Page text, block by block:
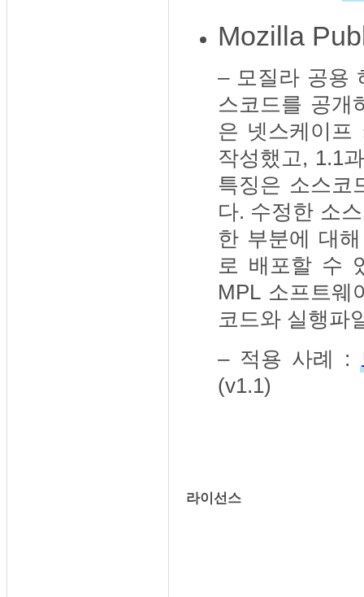
Mozilla
– 모질라 공용
스코드를 공개
은 넷스케이
작성했고, 1.1
특징은 소스코
다. 수정한 소
한 부분에 대
로 배포할 수
MPL 소프트웨
코드와 실행파
– 적용 사례 :
(v1.1)
라이선스